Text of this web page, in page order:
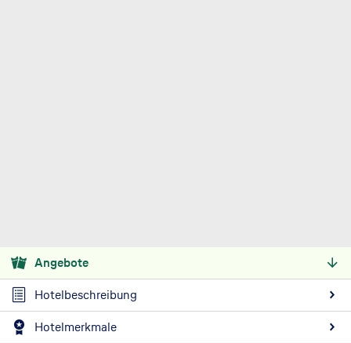
Angebote
Hotelbeschreibung
Hotelmerkmale